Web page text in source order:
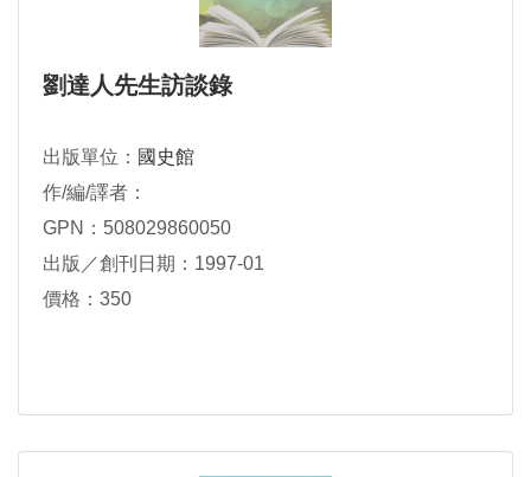
劉達人先生訪談錄
出版單位： 國史館
作/編/譯者：
GPN：508029860050
出版／創刊日期：1997-01
價格：350